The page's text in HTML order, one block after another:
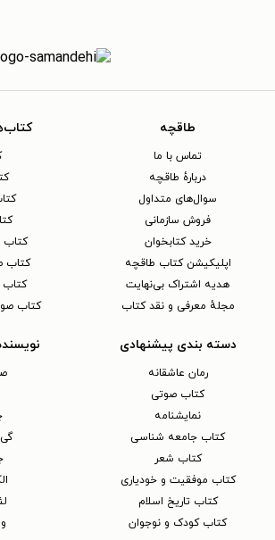
طاقچه
تماس با ما
دربارهٔ طاقچه
سوال‌های متداول
فروش سازمانی
خرید کتابخوان
اپلیکیشن کتاب طاقچه
هدیه اشتراک بی‌نهایت
مجلهٔ معرفی و نقد کتاب
کتاب
کتاب
کتاب
کتاب
دسته بندی پیشنهادی
رمان عاشقانه
کتاب‌ صوتی
نمایشنامه
کتاب جامعه شناسی
کتاب شعر
کتاب موفقیت و خودیاری
کتاب تاریخ اسلام
کتاب کودک و نوجوان